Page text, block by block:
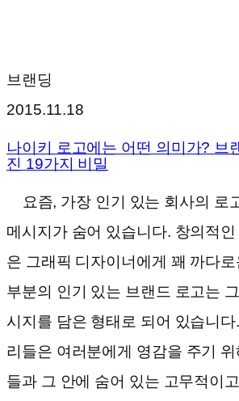
브랜딩
2015.11.18
나이키 로고에는 어떤 의미가? 브
진 19가지 비밀
요즘, 가장 인기 있는 회사의 로
메시지가 숨어 있습니다. 창의적
은 그래픽 디자이너에게 꽤 까다
부분의 인기 있는 브랜드 로고는
시지를 담은 형태로 되어 있습니
리들은 여러분에게 영감을 주기
들과 그 안에 숨어 있는 고무적이